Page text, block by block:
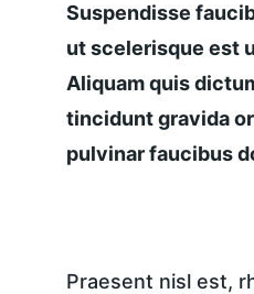
Suspendisse
ut scelerisque est
Aliquam quis
tincidunt gravida
pulvinar faucibus
Praesent nisl est,